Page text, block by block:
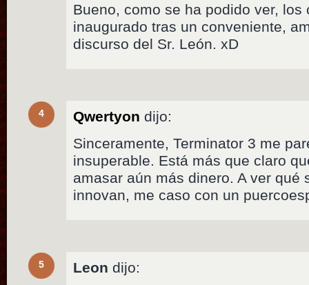
Bueno, como se ha podido ver, los
inaugurado tras un conveniente,
discurso del Sr. León. xD
4 Qwertyon dijo:
Sinceramente, Terminator 3 me
insuperable. Está más que claro
amasar aún más dinero. A ver qué
innovan, me caso con un
5 Leon dijo: